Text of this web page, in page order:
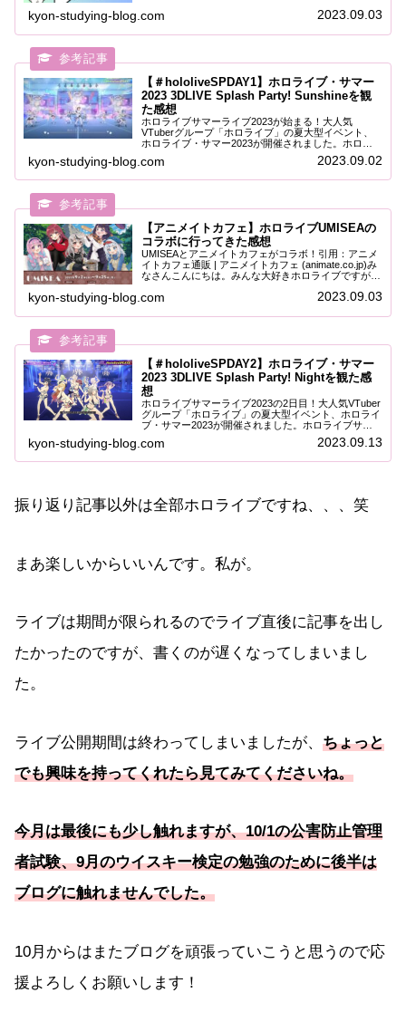
資産状況kyon-studying-b...
kyon-studying-blog.com 2023.09.03
【＃hololiveSPDAY1】ホロライブ・サマー
2023 3DLIVE Splash Party! Sunshineを観
た感想
ホロライブサマーライブ2023が始まる！大人気
VTuberグループ「ホロライブ」の夏大型イベント、
ホロライブ・サマー2023が開催されました。ホロラ
イブサマー2023公式サイト：ホロライブ・サマー
2023｜ホロライブプロダクション (hol...
kyon-studying-blog.com 2023.09.02
【アニメイトカフェ】ホロライブUMISEAの
コラボに行ってきた感想
UMISEAとアニメイトカフェがコラボ！引用：アニメ
イトカフェ通販 | アニメイトカフェ (animate.co.jp)み
なさんこんにちは。みんな大好きホロライブですが、
ェがコラボを...
kyon-studying-blog.com 2023.09.03
【＃hololiveSPDAY2】ホロライブ・サマー
2023 3DLIVE Splash Party! Nightを観た感
想
ホロライブサマーライブ2023の2日目！大人気VTuber
グループ「ホロライブ」の夏大型イベント、ホロライ
ブ・サマー2023が開催されました。ホロライブサマ
ー2023公式サイト：ホロライブ・サマー2023｜ホロ
ライブプロダクション (hol...
kyon-studying-blog.com 2023.09.13
振り返り記事以外は全部ホロライブですね、、、笑
まあ楽しいからいいんです。私が。
ライブは期間が限られるのでライブ直後に記事を出し
たかったのですが、書くのが遅くなってしまいまし
た。
ライブ公開期間は終わってしまいましたが、 ちょっと
でも興味を持ってくれたら見てみてくださいね。
今月は最後にも少し触れますが、10/1の公害防止管理
者試験、9月のウイスキー検定の勉強のために後半は
ブログに触れませんでした。
10月からはまたブログを頑張っていこうと思うので応
援よろしくお願いします！